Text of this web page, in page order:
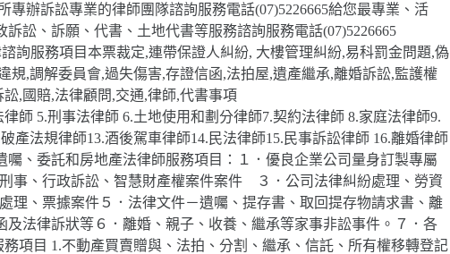
辦訴訟專業的律師團隊諮詢服務電話(07)5226665給您最專業、活
訟、訴願、代書、土地代書等服務諮詢服務電話(07)5226665
詢服務項目本票裁定,連帶保證人糾紛, 大樓管理糾紛,易科罰金問題,偽
規,調解委員會,過失傷害,存證信函,法拍屋,遺產繼承,離婚訴訟,監護權
,國賠,法律顧問,交通,律師,代書事項
師 5.刑事法律師 6.土地使用和劃分律師7.契約法律師 8.家庭法律師9.
產法規律師13.酒後駕車律師14.民法律師15.民事訴訟律師 16.離婚律師
囑、委託和房地產法律師服務項目：１．優良企業公司量身訂製專屬
事、行政訴訟、智慧財產權案件案件 ３．公司法律糾紛處理、勞資
理、票據案件５．法律文件－遺囑、提存書、取回提存物請求書、離
法律訴狀等６．離婚、親子、收養、繼承等家事非訟事件。７．各
項目 1.不動產買賣贈與、法拍、分割、繼承、信託、所有權移轉登記